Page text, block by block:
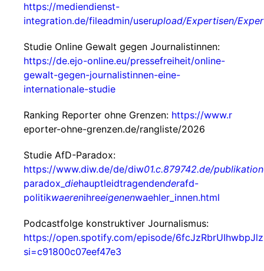
https://mediendienst-
integration.de/fileadmin/userupload/Expertisen/
Studie Online Gewalt gegen Journalistinnen:
https://de.ejo-online.eu/pressefreiheit/online-
gewalt-gegen-journalistinnen-eine-
internationale-studie
Ranking Reporter ohne Grenzen: https://www.r
eporter-ohne-grenzen.de/rangliste/2026
Studie AfD-Paradox:
https://www.diw.de/de/diw01.c.879742.de/
paradox_ diehauptleidtragendenderafd-
politikwaerenihreeigenenwaehler_innen.html
Podcastfolge konstruktiver Journalismus:
https://open.spotify.com/episode/
si=c91800c07eef47e3